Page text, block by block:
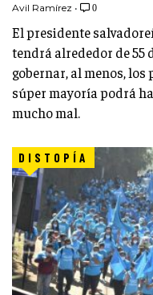
Avil Ramírez • 0
El presidente
tendrá alrededor de 55
gobernar, al menos, los
súper mayoría podrá
mucho mal.
DISTOPÍA